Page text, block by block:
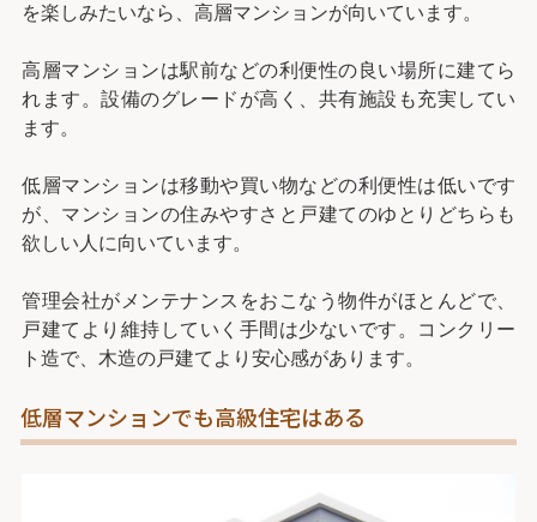
を楽しみたいなら、高層マンションが向いています。
高層マンションは駅前などの利便性の良い場所に建てら
れます。設備のグレードが高く、共有施設も充実してい
ます。
低層マンションは移動や買い物などの利便性は低いです
が、マンションの住みやすさと戸建てのゆとりどちらも
欲しい人に向いています。
管理会社がメンテナンスをおこなう物件がほとんどで、
戸建てより維持していく手間は少ないです。コンクリー
ト造で、木造の戸建てより安心感があります。
低層マンションでも高級住宅はある